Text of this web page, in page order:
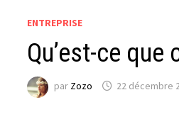
ENTREPRISE
Qu’est-ce
par Zozo 22 décembre